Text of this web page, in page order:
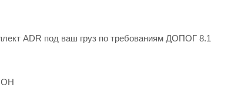
ADR под ваш груз по требованиям ДОПОГ 8.1